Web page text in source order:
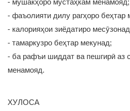
- мушакҳоро мустаҳкам менамояд;
- фаъолияти дилу рагҳоро беҳтар
- калорияҳои зиёдатиро
- тамаркузро беҳтар мекунад;
- ба рафъи шиддат ва пешгирӣ аз
менамояд.
ХУЛОСА